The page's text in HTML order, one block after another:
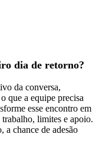
dia de retorno?
da conversa,
que a equipe precisa
esse encontro em
limites e apoio.
a chance de adesão